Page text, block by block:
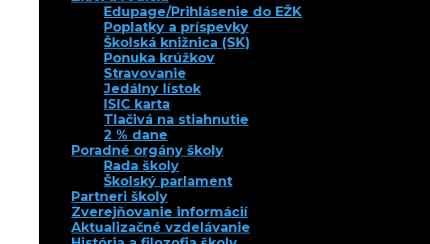
Edupage/Prihlásenie do EŽK
Poplatky a príspevky
Školská knižnica (SK)
Ponuka krúžkov
Stravovanie
Jedálny lístok
ISIC karta
Tlačivá na stiahnutie
2 % dane
Poradné orgány školy
Rada školy
Školský parlament
Partneri školy
Zverejňovanie informácií
Aktualizačné vzdelávanie